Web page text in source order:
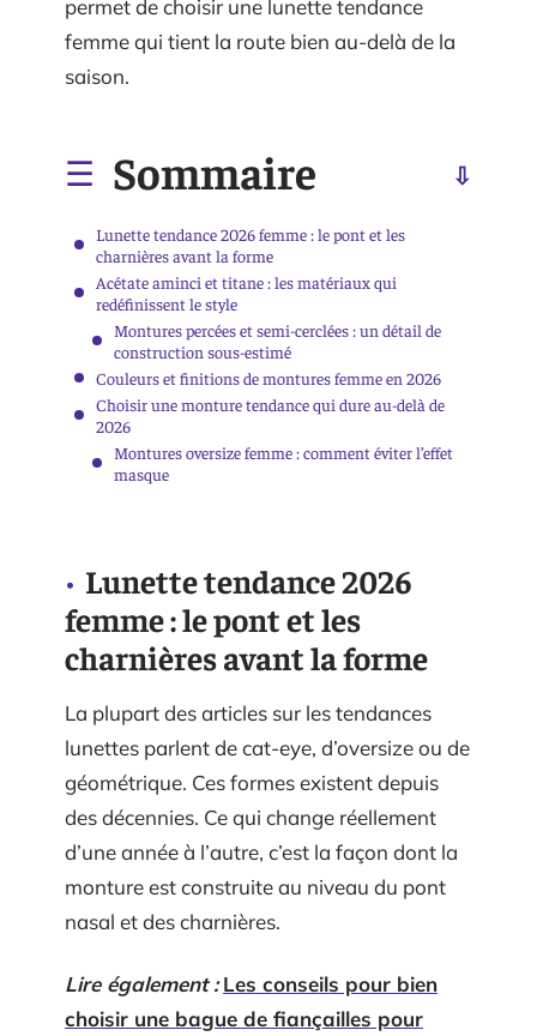
permet de choisir une lunette tendance
femme qui tient la route bien au-delà de la
saison.
Sommaire
Lunette tendance 2026 femme : le pont et les
charnières avant la forme
Acétate aminci et titane : les matériaux qui
redéfinissent le style
Montures percées et semi-cerclées : un détail de
construction sous-estimé
Couleurs et finitions de montures femme en 2026
Choisir une monture tendance qui dure au-delà de
2026
Montures oversize femme : comment éviter l’effet
masque
Lunette tendance 2026
femme : le pont et les
charnières avant la forme
La plupart des articles sur les tendances
lunettes parlent de cat-eye, d’oversize ou de
géométrique. Ces formes existent depuis
des décennies. Ce qui change réellement
d’une année à l’autre, c’est la façon dont la
monture est construite au niveau du pont
nasal et des charnières.
Lire également : Les conseils pour bien
choisir une bague de fiançailles pour